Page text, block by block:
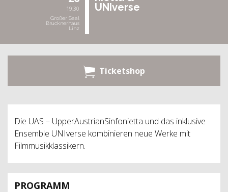
19:30
Großer Saal
Brucknerhaus
Linz
UNI­ver­se
Ticketshop
Die UAS – UpperAustrianSinfonietta und das inklusive
Ensemble UNIverse kombinieren neue Werke mit
Filmmusikklassikern.
PROGRAMM